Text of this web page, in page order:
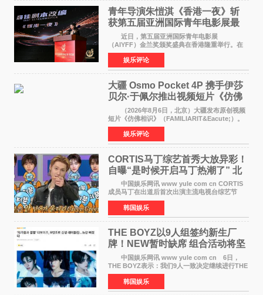
青年导演朱愷淇《香港一夜》斩
获第五届亚洲国际青年电影展最
佳剧本改编奖
近日，第五届亚洲国际青年电影展
（AIYFF）金兰奖颁奖盛典在香港隆重举行。在
这场汇聚数百位海内外电影人、文化界人士及媒
体代表的亚洲青年影视盛会上，香港本土电影
《香港一夜》（Dawn in Ho
娱乐评论
大疆 Osmo Pocket 4P 携手伊莎
贝尔·于佩尔推出视频短片《仿佛
相识》
（2026年8月6日，北京）大疆发布原创视频
短片《仿佛相识》（FAMILIARIT&Eacute;）。
视频短片由戛纳国际电影节最佳女演员伊莎贝尔·
于佩尔（Isabelle Huppert）主演，全程使用大
疆首款双主摄口
娱乐评论
CORTIS马丁综艺首秀大放异彩！
自曝“是时候开启马丁热潮了” 北
美巡演火热进行中
中国娱乐网讯 www yule com cn CORTIS
成员马丁在出道后首次出演主流电视台综艺节
目，展现了多才多艺的魅力。 马丁出演了5日
播出的MBC《Radio Star》Fashion与Passion
之间，I&lsquo;m
韩国娱乐
THE BOYZ以9人组签约新生厂
牌！NEW暂时缺席 组合活动将坚
定不移继续
中国娱乐网讯 www yule com cn 6日，
THE BOYZ表示：我们9人一致决定继续进行THE
BOYZ组合活动，并且已经完成了组合团体活动
签约。目前正在新生厂牌下进行活动准备。尚未
离开THE BOYZ原所
韩国娱乐